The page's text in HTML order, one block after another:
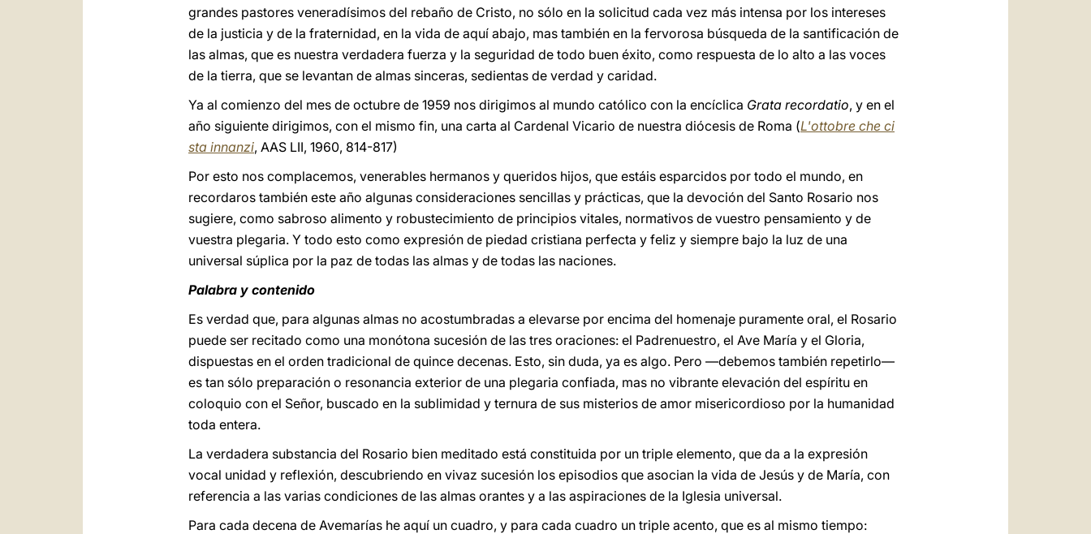
grandes pastores veneradísimos del rebaño de Cristo, no sólo en la solicitud cada vez más intensa por los intereses
de la justicia y de la fraternidad, en la vida de aquí abajo, mas también en la fervorosa búsqueda de la santificación de
las almas, que es nuestra verdadera fuerza y la seguridad de todo buen éxito, como respuesta de lo alto a las voces
de la tierra, que se levantan de almas sinceras, sedientas de verdad y caridad.
Ya al comienzo del mes de octubre de 1959 nos dirigimos al mundo católico con la encíclica Grata recordatio, y en el
año siguiente dirigimos, con el mismo fin, una carta al Cardenal Vicario de nuestra diócesis de Roma (L'ottobre che ci
sta innanzi, AAS LII, 1960, 814-817)
Por esto nos complacemos, venerables hermanos y queridos hijos, que estáis esparcidos por todo el mundo, en
recordaros también este año algunas consideraciones sencillas y prácticas, que la devoción del Santo Rosario nos
sugiere, como sabroso alimento y robustecimiento de principios vitales, normativos de vuestro pensamiento y de
vuestra plegaria. Y todo esto como expresión de piedad cristiana perfecta y feliz y siempre bajo la luz de una
universal súplica por la paz de todas las almas y de todas las naciones.
Palabra y contenido
Es verdad que, para algunas almas no acostumbradas a elevarse por encima del homenaje puramente oral, el Rosario
puede ser recitado como una monótona sucesión de las tres oraciones: el Padrenuestro, el Ave María y el Gloria,
dispuestas en el orden tradicional de quince decenas. Esto, sin duda, ya es algo. Pero —debemos también repetirlo—
es tan sólo preparación o resonancia exterior de una plegaria confiada, mas no vibrante elevación del espíritu en
coloquio con el Señor, buscado en la sublimidad y ternura de sus misterios de amor misericordioso por la humanidad
toda entera.
La verdadera substancia del Rosario bien meditado está constituida por un triple elemento, que da a la expresión
vocal unidad y reflexión, descubriendo en vivaz sucesión los episodios que asocian la vida de Jesús y de María, con
referencia a las varias condiciones de las almas orantes y a las aspiraciones de la Iglesia universal.
Para cada decena de Avemarías he aquí un cuadro, y para cada cuadro un triple acento, que es al mismo tiempo: